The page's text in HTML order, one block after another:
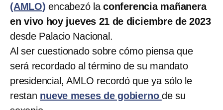
(AMLO) encabezó laconferencia mañanera
en vivo hoy jueves 21 de diciembre de 2023
desde Palacio Nacional.
Al ser cuestionado sobre cómo piensa que
será recordado al término de su mandato
presidencial, AMLO recordó que ya sólo le
restan nueve meses de gobierno de su